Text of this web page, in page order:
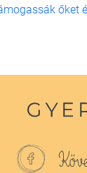
őket